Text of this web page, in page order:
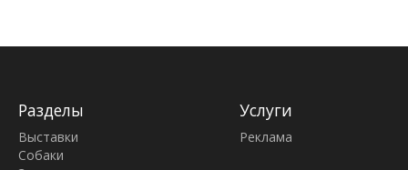
Разделы
Выставки
Собаки
Услуги
Реклама